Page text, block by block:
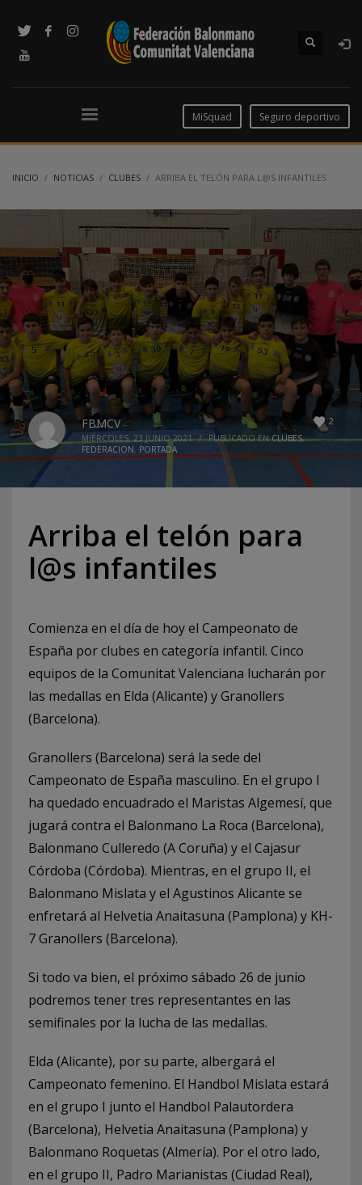
MiSquad Seguro deportivo
INICIO NOTICIAS CLUBES ARRIBA EL TELÓN PARA L@S INFANTILES
2
FBMCV
MIÉRCOLES, 23 JUNIO 2021 / PUBLICADO ENCLUBES,
FEDERACION, PORTADA
Arriba el telón para
l@s infantiles
Comienza en el día de hoy el Campeonato de
España por clubes en categoría infantil. Cinco
equipos de la Comunitat Valenciana lucharán por
las medallas en Elda (Alicante) y Granollers
(Barcelona).
Granollers (Barcelona) será la sede del
Campeonato de España masculino. En el grupo I
ha quedado encuadrado el Maristas Algemesí, que
jugará contra el Balonmano La Roca (Barcelona),
Balonmano Culleredo (A Coruña) y el Cajasur
Córdoba (Córdoba). Mientras, en el grupo II, el
Balonmano Mislata y el Agustinos Alicante se
enfretará al Helvetia Anaitasuna (Pamplona) y KH-
7 Granollers (Barcelona).
Si todo va bien, el próximo sábado 26 de junio
podremos tener tres representantes en las
semifinales por la lucha de las medallas.
Elda (Alicante), por su parte, albergará el
Campeonato femenino. El Handbol Mislata estará
en el grupo I junto el Handbol Palautordera
(Barcelona), Helvetia Anaitasuna (Pamplona) y
Balonmano Roquetas (Almería). Por el otro lado,
en el grupo II, Padro Marianistas (Ciudad Real),